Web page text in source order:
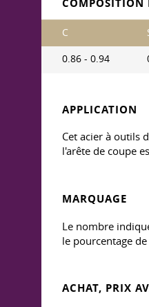
COMPOSITION
C
0.86 - 0.94
APPLICATION
Cet acier à outils
l'arête de coupe
MARQUAGE
Le nombre
le pourcentage
ACHAT, PRIX